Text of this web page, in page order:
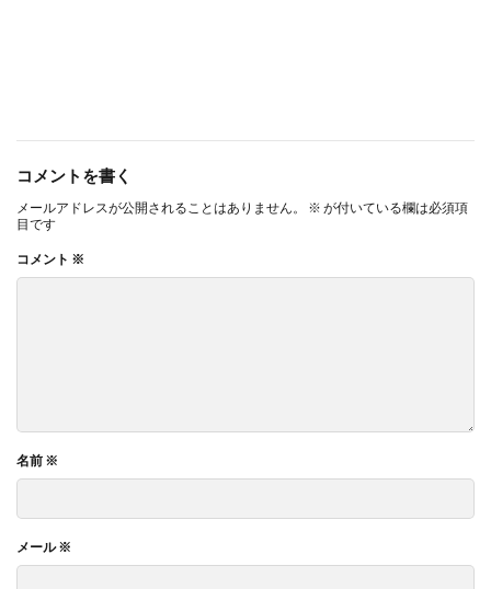
コメントを書く
メールアドレスが公開されることはありません。 ※ が付いている欄は必須項
目です
コメント ※
名前 ※
メール※